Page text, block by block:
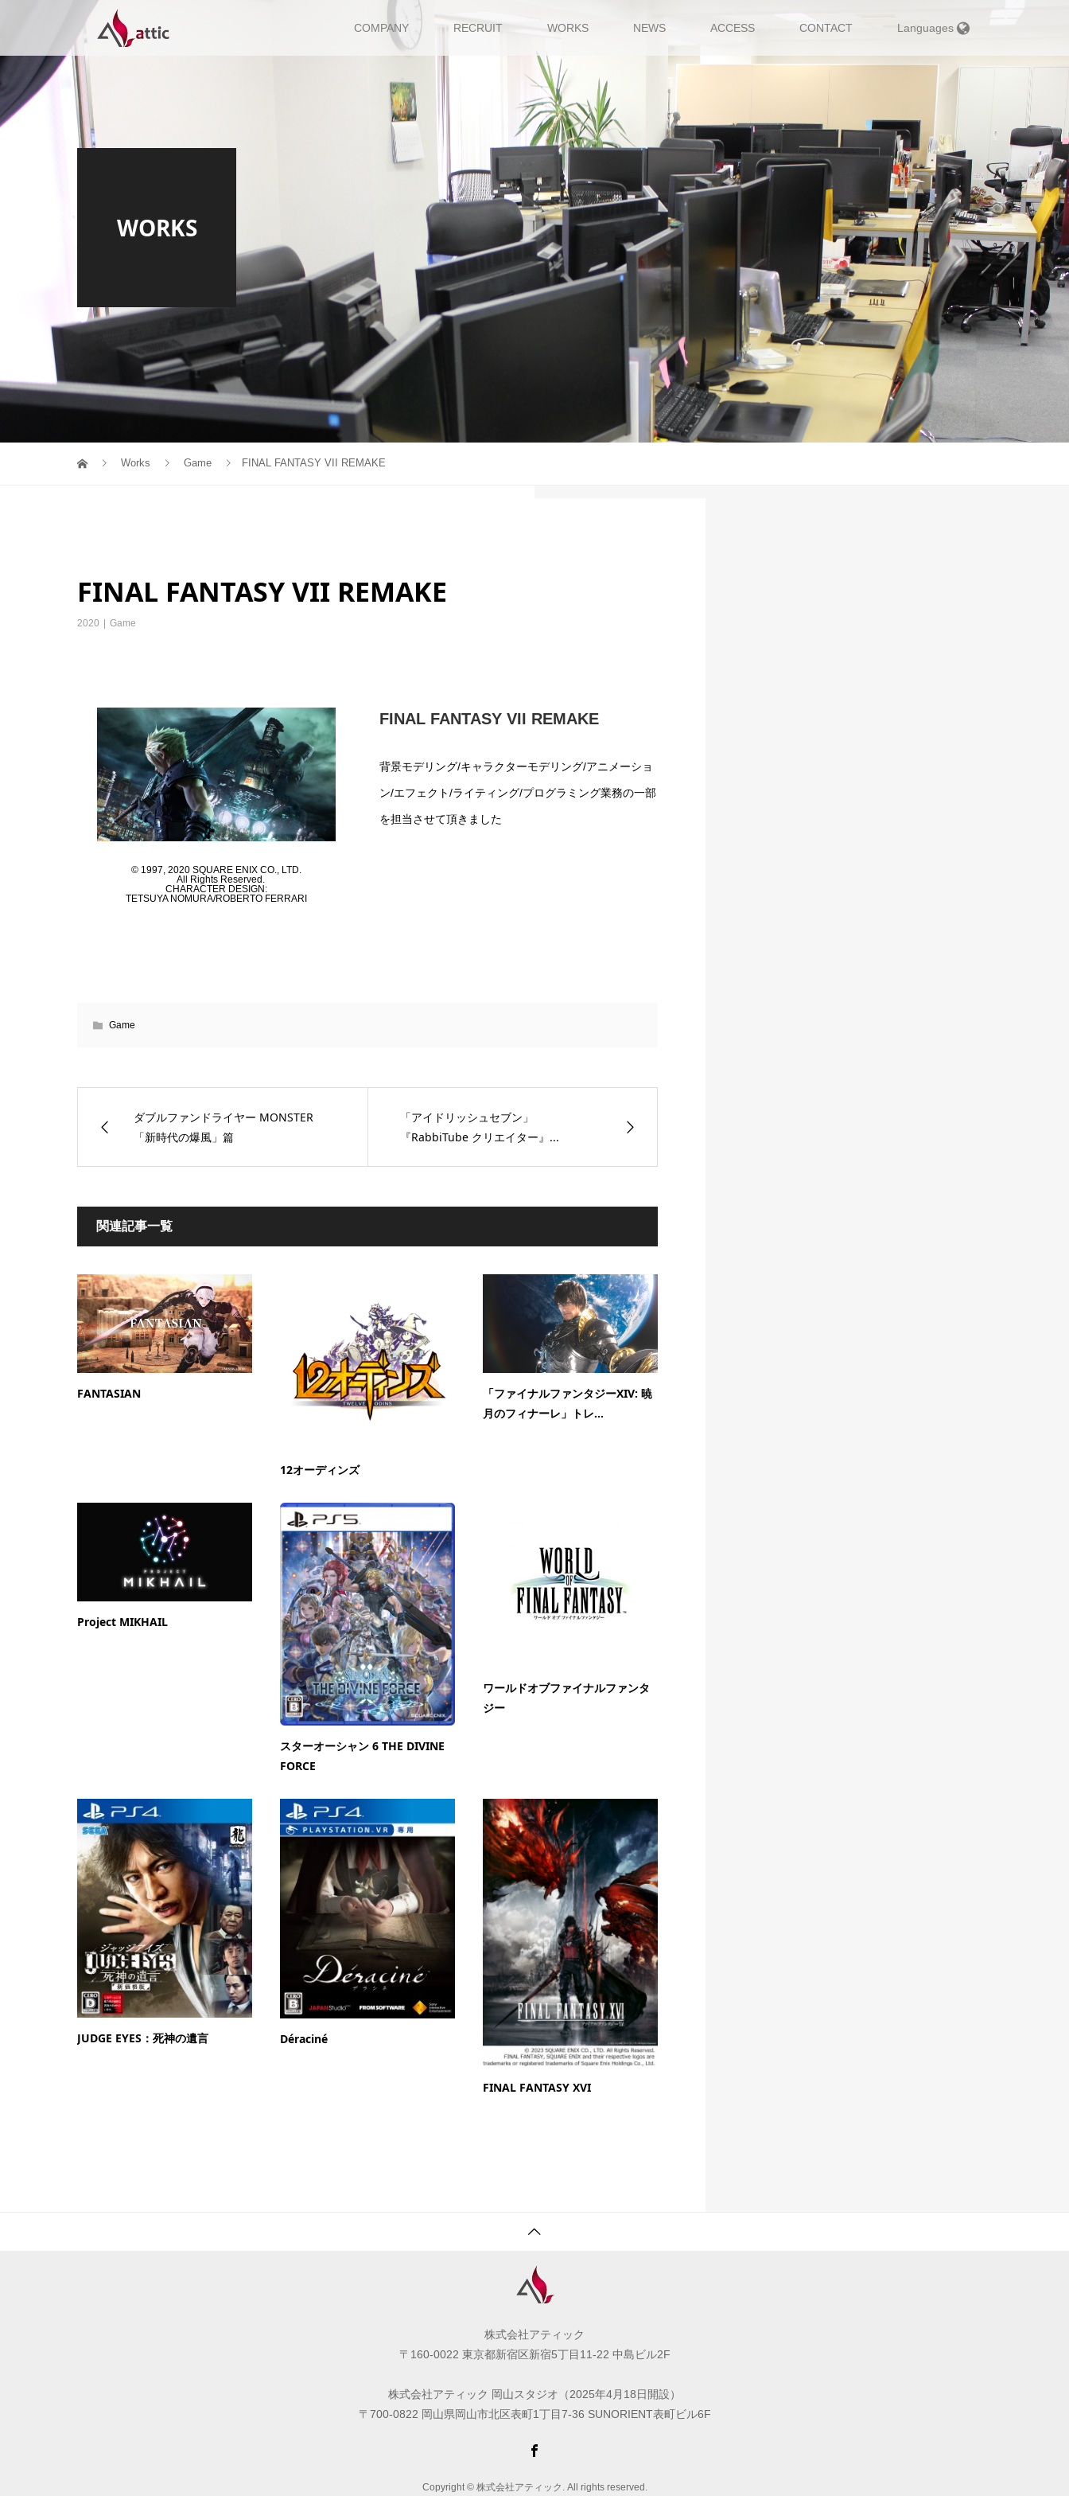
COMPANY RECRUIT WORKS NEWS ACCESS CONTACT Languages
WORKS
Works Game FINAL FANTASY VII REMAKE
FINAL FANTASY VII REMAKE
2020 Game
© 1997, 2020 SQUARE ENIX CO., LTD.
All Rights Reserved.
CHARACTER DESIGN:
TETSUYA NOMURA/ROBERTO FERRARI
FINAL FANTASY VII REMAKE
背景モデリング/キャラクターモデリング/アニメーショ
ン/エフェクト/ライティング/プログラミング業務の一部
を担当させて頂きました
Game
ダブルファンドライヤー MONSTER
「新時代の爆風」篇
「アイドリッシュセブン」
『RabbiTube クリエイター』...
関連記事一覧
FANTASIAN
12オーディンズ
「ファイナルファンタジーXIV: 暁
月のフィナーレ」トレ...
Project MIKHAIL
スターオーシャン 6 THE DIVINE
FORCE
ワールドオブファイナルファンタ
ジー
JUDGE EYES：死神の遺言 Déraciné
FINAL FANTASY XVI
株式会社アティック
〒160-0022 東京都新宿区新宿5丁目11-22 中島ビル2F
株式会社アティック 岡山スタジオ（2025年4月18日開設）
〒700-0822 岡山県岡山市北区表町1丁目7-36 SUNORIENT表町ビル6F
Copyright © 株式会社アティック. All rights reserved.